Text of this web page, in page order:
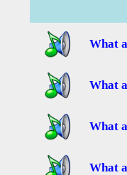
What
What
What
What